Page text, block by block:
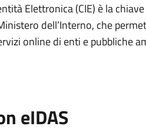
Elettronica (CIE) è la
dell’Interno, che
online di enti e pubbliche
eIDAS